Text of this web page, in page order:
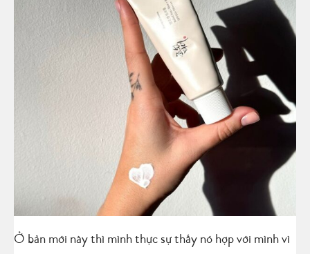
Ở bản mới này thì mình thực sự thấy nó hợp với mình vì